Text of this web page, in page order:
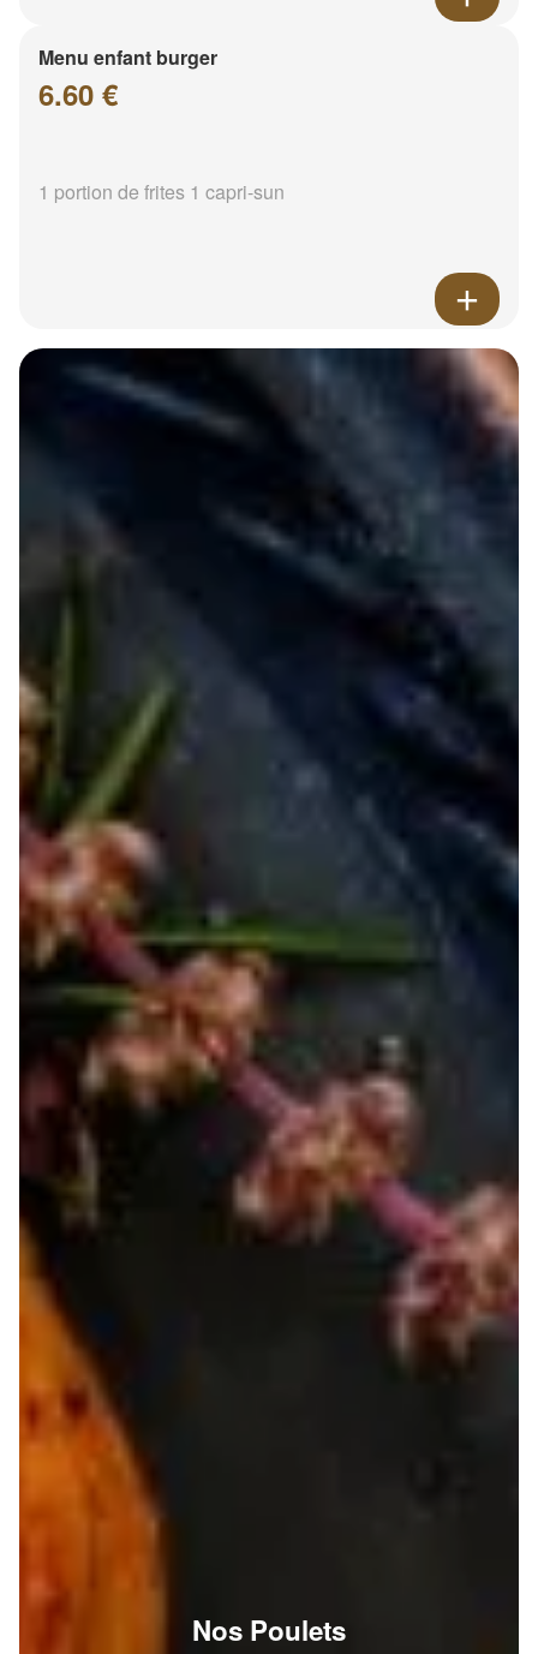
Menu enfant burger
6.60 €
1 portion de frites 1 capri-sun
Nos Poulets